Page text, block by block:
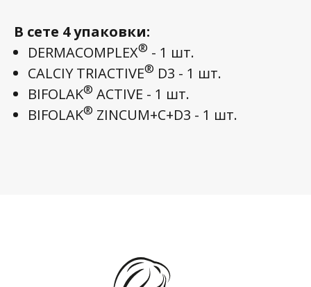
В сете 4 упаковки:
DERMACOMPLEX® - 1 шт.
CALCIY TRIACTIVE® D3 - 1 шт.
BIFOLAK® ACTIVE - 1 шт.
BIFOLAK® ZINCUM+С+D3 - 1 шт.